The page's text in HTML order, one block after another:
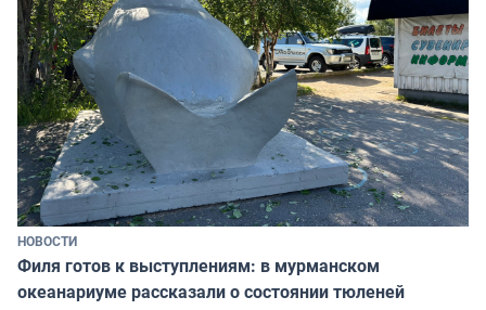
НОВОСТИ
Филя готов к выступлениям: в мурманском
океанариуме рассказали о состоянии тюленей